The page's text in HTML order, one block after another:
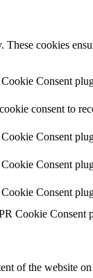
cookies
Consent
consent to
Consent
Consent
Consent
Cookie Consent
of the website